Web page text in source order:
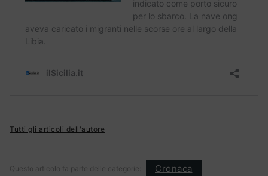
Tutti gli articoli dell'autore
Questo articolo fa parte delle categorie: Cronaca